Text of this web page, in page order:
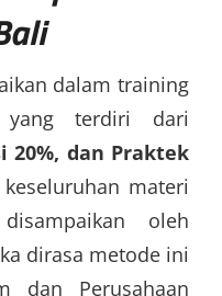
dalam training
yang terdiri dari
20%, dan Praktek
materi
oleh
dirasa metode ini
dan Perusahaan